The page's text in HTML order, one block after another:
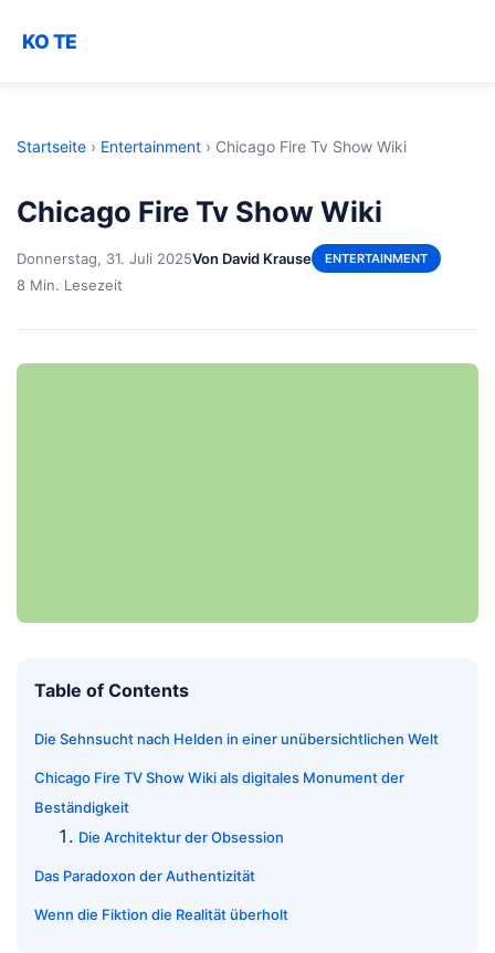
KO TE
Startseite › Entertainment › Chicago Fire Tv Show Wiki
Chicago Fire Tv Show Wiki
Donnerstag, 31. Juli 2025Von David Krause ENTERTAINMENT
8 Min. Lesezeit
Table of Contents
Die Sehnsucht nach Helden in einer unübersichtlichen Welt
Chicago Fire TV Show Wiki als digitales Monument der
Beständigkeit
Die Architektur der Obsession
Das Paradoxon der Authentizität
Wenn die Fiktion die Realität überholt